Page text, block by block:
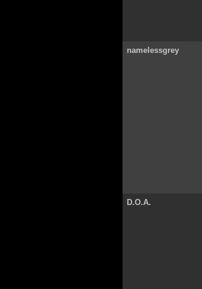
namelessgrey
D.O.A.